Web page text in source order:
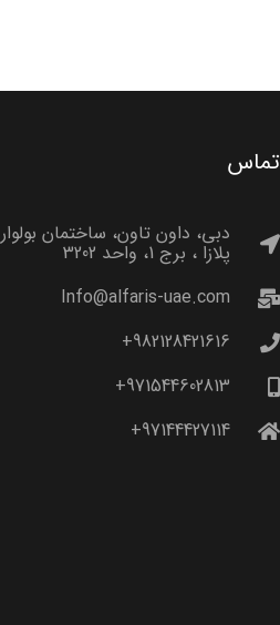
تماس
دبی، داون تاون، ساختمان بولوار
پلازا ، برج 1، واحد 3202
Info@alfaris-uae.com
982128421616+
971544602813+
97144427114+